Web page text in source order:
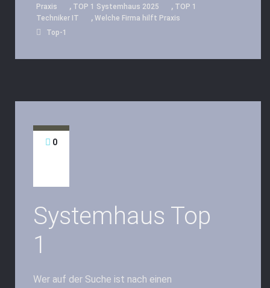
Praxis
, TOP 1 Systemhaus 2025 , TOP 1
Techniker IT
, Welche Firma hilft Praxis
Top-1
0
Systemhaus Top
1
Wer auf der Suche ist nach einen